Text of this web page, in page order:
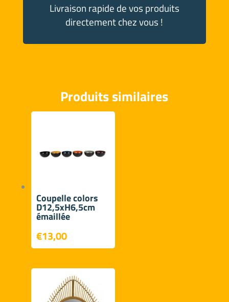
Livraison rapide de vos produits
directement chez vous !
Produits similaires
Coupelle colors
D12,5xH6,5cm
émaillée
€13,00